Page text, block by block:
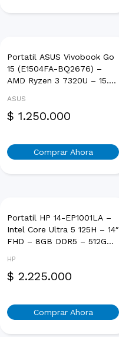
Portatil ASUS Vivobook Go
15 (E1504FA-BQ2676) –
AMD Ryzen 3 7320U – 15.6″
512GB SSD – FreeDos –
Plateado
ASUS
$ 1.250.000
Comprar Ahora
Portatil HP 14-EP1001LA –
Intel Core Ultra 5 125H – 14″
FHD – 8GB DDR5 – 512GB
Plateado Natural
HP
$ 2.225.000
Comprar Ahora